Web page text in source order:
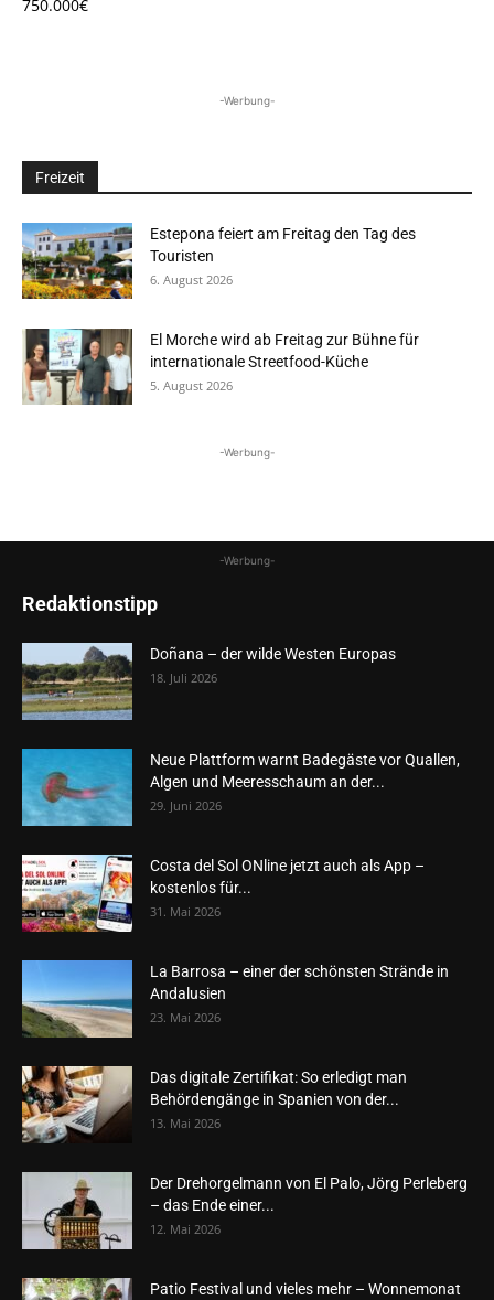
750.000€
-Werbung-
Freizeit
Estepona feiert am Freitag den Tag des
Touristen
6. August 2026
El Morche wird ab Freitag zur Bühne für
internationale Streetfood-Küche
5. August 2026
-Werbung-
-Werbung-
Redaktionstipp
Doñana – der wilde Westen Europas
18. Juli 2026
Neue Plattform warnt Badegäste vor Quallen,
Algen und Meeresschaum an der...
29. Juni 2026
Costa del Sol ONline jetzt auch als App –
kostenlos für...
31. Mai 2026
La Barrosa – einer der schönsten Strände in
Andalusien
23. Mai 2026
Das digitale Zertifikat: So erledigt man
Behördengänge in Spanien von der...
13. Mai 2026
Der Drehorgelmann von El Palo, Jörg Perleberg
– das Ende einer...
12. Mai 2026
Patio Festival und vieles mehr – Wonnemonat